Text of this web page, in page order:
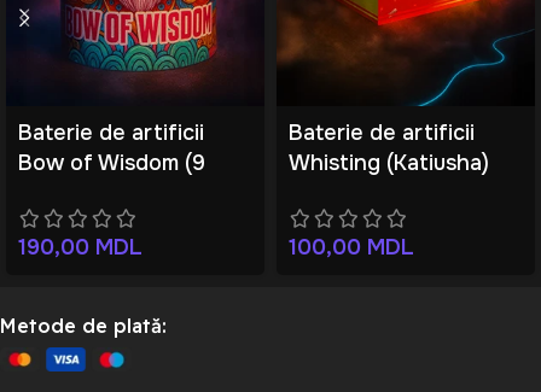
Baterie de artificii
Bow of Wisdom (9
190,00 MDL
Baterie de artificii
Whisting (Katiusha)
100,00 MDL
Metode de plată: